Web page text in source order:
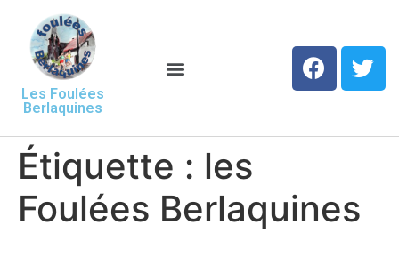
Les Foulées
Berlaquines
Étiquette : les
Foulées Berlaquines